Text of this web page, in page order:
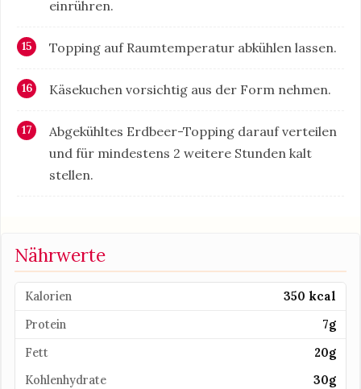
einrühren.
Topping auf Raumtemperatur abkühlen lassen.
Käsekuchen vorsichtig aus der Form nehmen.
Abgekühltes Erdbeer-Topping darauf verteilen
und für mindestens 2 weitere Stunden kalt
stellen.
Nährwerte
Kalorien
350 kcal
Protein
7g
Fett
20g
Kohlenhydrate
30g